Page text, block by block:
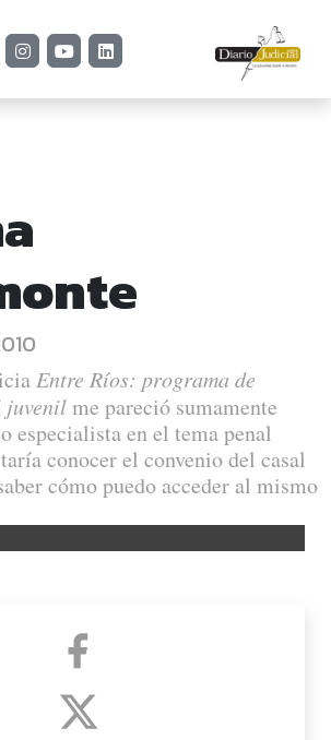
Entre Ríos: programa de
juvenil me pareció sumamente
especialista en el tema penal
conocer el convenio del casal
cómo puedo acceder al mismo